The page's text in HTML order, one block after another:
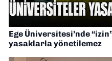
Ege Üniversitesi’nde
yasaklarla yönetilemez